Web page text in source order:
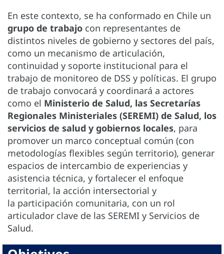
En este contexto, se ha conformado en Chile un
grupo de trabajo con representantes de
distintos niveles de gobierno y sectores del país,
como un mecanismo de articulación,
continuidad y soporte institucional para el
trabajo de monitoreo de DSS y políticas. El grupo
de trabajo convocará y coordinará a actores
como el Ministerio de Salud, las Secretarías
Regionales Ministeriales (SEREMI) de Salud, los
servicios de salud y gobiernos locales, para
promover un marco conceptual común (con
metodologías flexibles según territorio), generar
espacios de intercambio de experiencias y
asistencia técnica, y fortalecer el enfoque
territorial, la acción intersectorial y
la participación comunitaria, con un rol
articulador clave de las SEREMI y Servicios de
Salud.